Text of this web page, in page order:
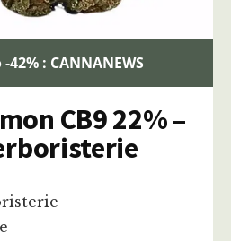
42% : CANNANEWS
CB9 22% –